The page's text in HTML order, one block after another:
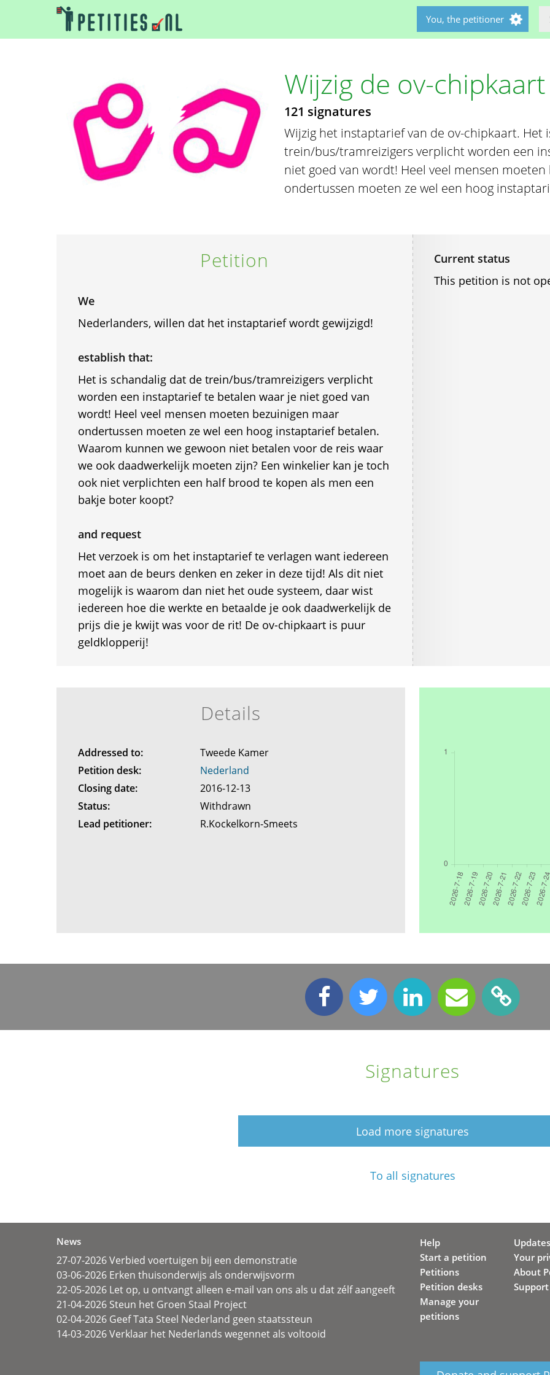
You, the petitioner
Wijzig de ov-chipkaart
121 signatures
Wijzig het instaptarief van de ov-chipkaart. Het
trein/bus/tramreizigers verplicht worden een
niet goed van wordt! Heel veel mensen
ondertussen moeten ze wel een hoog
Petition
We
Nederlanders, willen dat het instaptarief wordt gewijzigd!
establish that:
Het is schandalig dat de trein/bus/tramreizigers verplicht
worden een instaptarief te betalen waar je niet goed van
wordt! Heel veel mensen moeten bezuinigen maar
ondertussen moeten ze wel een hoog instaptarief betalen.
Waarom kunnen we gewoon niet betalen voor de reis waar
we ook daadwerkelijk moeten zijn? Een winkelier kan je toch
ook niet verplichten een half brood te kopen als men een
bakje boter koopt?
and request
Het verzoek is om het instaptarief te verlagen want iedereen
moet aan de beurs denken en zeker in deze tijd! Als dit niet
mogelijk is waarom dan niet het oude systeem, daar wist
iedereen hoe die werkte en betaalde je ook daadwerkelijk de
prijs die je kwijt was voor de rit! De ov-chipkaart is puur
geldklopperij!
Current status
This petition is not
Details
Addressed to:
Tweede Kamer
Petition desk:
Nederland
Closing date:
2016-12-13
Status:
Withdrawn
Lead petitioner:
R.Kockelkorn-Smeets
Signatures
Load more signatures
To all signatures
News
27-07-2026 Verbied voertuigen bij een demonstratie
03-06-2026 Erken thuisonderwijs als onderwijsvorm
22-05-2026 Let op, u ontvangt alleen e-mail van ons als u dat zélf aangeeft
21-04-2026 Steun het Groen Staal Project
02-04-2026 Geef Tata Steel Nederland geen staatssteun
14-03-2026 Verklaar het Nederlands wegennet als voltooid
Help
Start a petition
Petitions
Petition desks
Manage your
petitions
Updates
Your
About